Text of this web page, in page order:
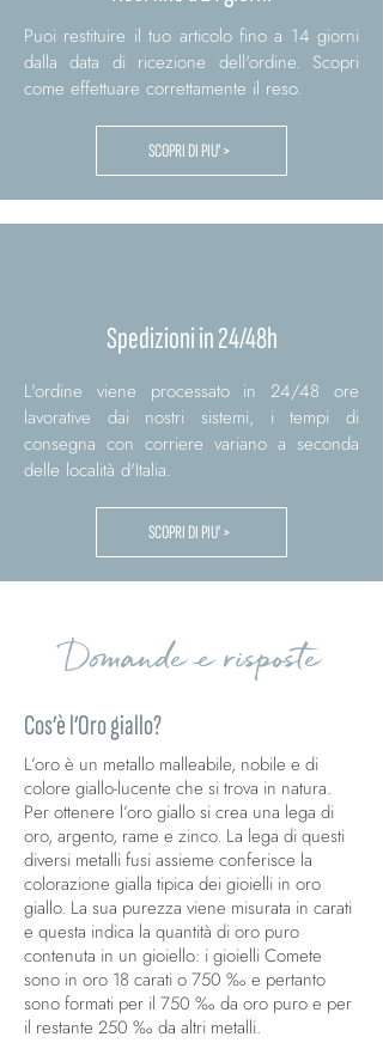
Puoi restituire il tuo articolo fino a 14 giorni
dalla data di ricezione dell'ordine. Scopri
come effettuare correttamente il reso.
SCOPRI DI PIU' >
Spedizioni in 24/48h
L'ordine viene processato in 24/48 ore
lavorative dai nostri sistemi, i tempi di
consegna con corriere variano a seconda
delle località d'Italia.
SCOPRI DI PIU' >
Domande e risposte
Cos’è l’Oro giallo?
L’oro è un metallo malleabile, nobile e di
colore giallo-lucente che si trova in natura.
Per ottenere l’oro giallo si crea una lega di
oro, argento, rame e zinco. La lega di questi
diversi metalli fusi assieme conferisce la
colorazione gialla tipica dei gioielli in oro
giallo. La sua purezza viene misurata in carati
e questa indica la quantità di oro puro
contenuta in un gioiello: i gioielli Comete
sono in oro 18 carati o 750 ‰ e pertanto
sono formati per il 750 ‰ da oro puro e per
il restante 250 ‰ da altri metalli.